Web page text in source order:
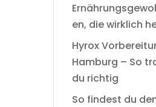
en, die wirklich
Hyrox
Hamburg – So
du richtig
So findest du